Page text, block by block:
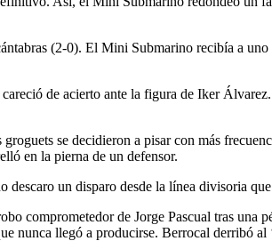
(2-0). El Mini Submarino recibía a
de acierto ante la figura de Iker
se decidieron a pisar con más
en la pierna de un defensor.
un disparo desde la línea divisoria
comprometedor de Jorge Pascual tras una
nunca llegó a producirse. Berrocal derribó